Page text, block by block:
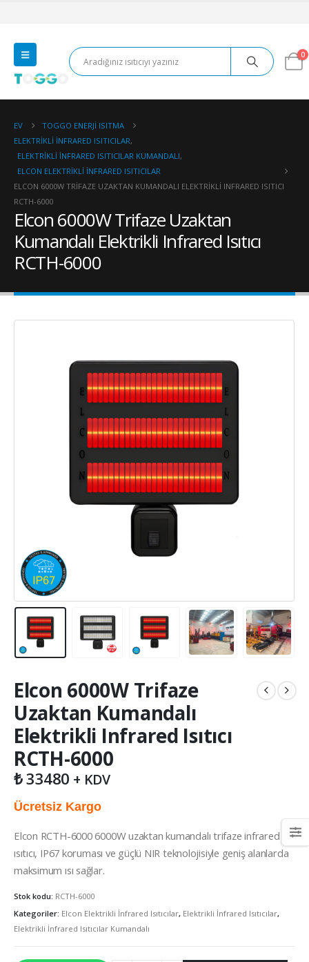
0
EV
TOGGO ENERJI ISITMA
ELEKTRIKLI İNFRARED ISITICILAR,
ELEKTRIKLI İNFRARED ISITICILAR KUMANDALI,
ELCON ELEKTRIKLI İNFRARED ISITICILAR
ELCON 6000W TRIFAZE UZAKTAN KUMANDALI ELEKTRIKLI INFRARED ISITICI
RCTH-6000
Elcon 6000W Trifaze Uzaktan
Kumandalı Elektrikli Infrared Isıtıcı
RCTH-6000
Elcon 6000W Trifaze
Uzaktan Kumandalı
Elektrikli Infrared Isıtıcı
RCTH-6000
₺33480 + KDV
Ücretsiz Kargo
Elcon RCTH-6000 6000W uzaktan kumandalı trifaze infrared
ısıtıcı, IP67 koruması ve güçlü NIR teknolojisiyle geniş alanlarda
maksimum ısı sağlar.
Stok kodu: RCTH-6000
Kategoriler: Elcon Elektrikli İnfrared Isıtıcılar, Elektrikli İnfrared Isıtıcılar,
Elektrikli İnfrared Isıtıcılar Kumandalı